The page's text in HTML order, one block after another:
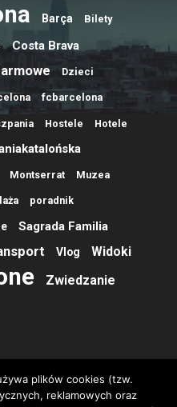
Barça Bilety
Costa Brava
Dzieci
fcbarcelona
Hostele Hotele
Montserrat Muzea
poradnik
Sagrada Familia
Vlog Widoki
Zwiedzanie
plików cookies (tzw.
reklamowych oraz